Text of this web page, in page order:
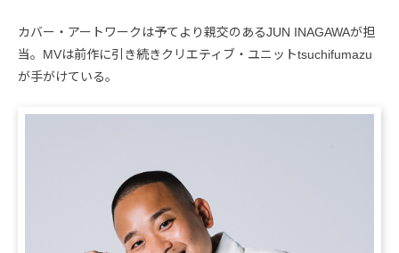
カバー・アートワークは予てより親交のあるJUN INAGAWAが担
当。MVは前作に引き続きクリエティブ・ユニットtsuchifumazu
が手がけている。